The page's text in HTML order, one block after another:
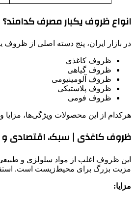
انواع ظروف یکبار مصرف کدامند؟
در بازار ایران، پنج دسته اصلی از
ظروف کاغذی
ظروف گیاهی
ظروف آلومینیومی
ظروف پلاستیکی
ظروف فومی
هرکدام از این محصولات ویژگی‌ها،
ظروف کاغذی | سبک، اقتصادی
این ظروف اغلب از مواد سلولزی و
مزیت بزرگ برای محیط‌زیست است.
مزایا: